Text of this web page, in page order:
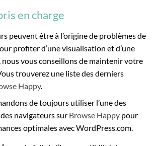
en charge
peuvent être à l’origine de problèmes de
profiter d’une visualisation et d’une
vous conseillons de maintenir votre
trouverez une liste des derniers
Happy.
de toujours utiliser l’une des
navigateurs sur Browse Happy pour
optimales avec WordPress.com.